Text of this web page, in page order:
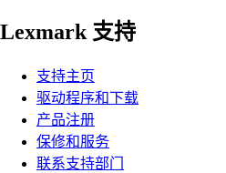
Lexmark 支持
支持主页
驱动程序和下载
产品注册
保修和服务
联系支持部门